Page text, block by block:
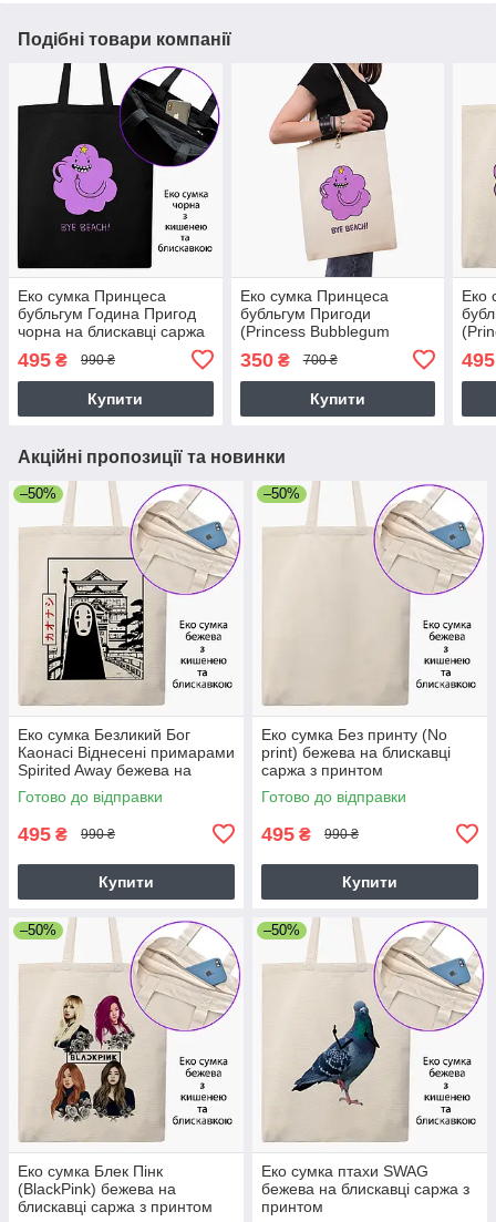
Подібні товари компанії
Еко сумка Принцеса
бубльгум Година Пригод
чорна на блискавці саржа
495 ₴ 990 ₴
Купити
Еко сумка Принцеса
бубльгум Пригоди
(Princess Bubblegum
Adventure Time), шопер з
принтом бежевий саржа
350₴ 700 ₴
Купити
Еко
495
Акційні пропозиції та новинки
–50%
Еко сумка Безликий Бог
Каонасі Віднесені примарами
Spirited Away бежева на
блискавці саржа з принтом
Готово до відправки
495 ₴ 990 ₴
Купити
–50%
Еко сумка Без принту (No
print) бежева на блискавці
саржа з принтом
Готово до відправки
495 ₴ 990 ₴
Купити
–50%
Еко сумка Блек Пінк
(BlackPink) бежева на
блискавці саржа з принтом
–50%
Еко сумка птахи SWAG
бежева на блискавці саржа з
принтом